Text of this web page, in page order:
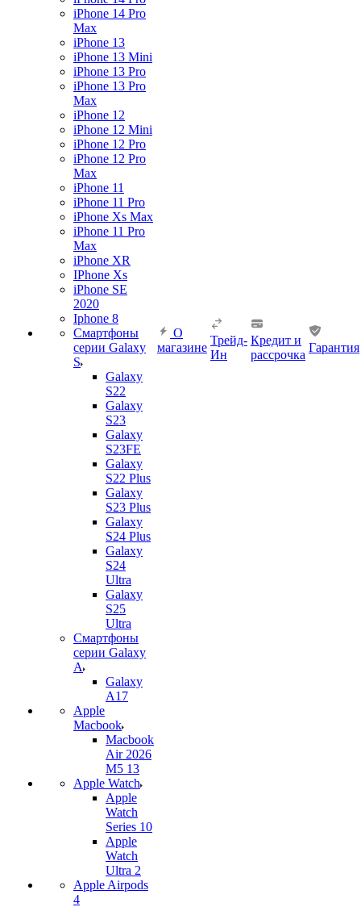
iPhone 14 Pro
Max
iPhone 13
iPhone 13 Mini
iPhone 13 Pro
iPhone 13 Pro
Max
iPhone 12
iPhone 12 Mini
iPhone 12 Pro
iPhone 12 Pro
Max
iPhone 11
iPhone 11 Pro
iPhone Xs Max
iPhone 11 Pro
Max
iPhone XR
IPhone Xs
iPhone SE
2020
Iphone 8
Смартфоны
серии Galaxy
S
Galaxy
S22
Galaxy
S23
Galaxy
S23FE
Galaxy
S22 Plus
Galaxy
S23 Plus
Galaxy
S24 Plus
Galaxy
S24
Ultra
Galaxy
S25
Ultra
Смартфоны
серии Galaxy
A
Galaxy
A17
Apple
Macbook
Macbook
Air 2026
M5 13
Apple Watch
Apple
Watch
Series 10
Apple
Watch
Ultra 2
Apple Airpods
4
О
магазине
Трейд-
Ин
Кредит и
рассрочка
Гарантия